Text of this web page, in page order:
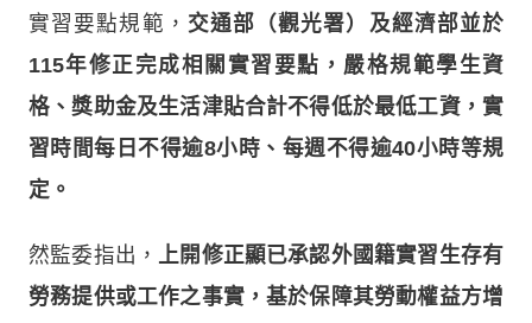
實習要點規範， 交通部（觀光署）及經濟部並於
115年修正完成相關實習要點，嚴格規範學生資
格、獎助金及生活津貼合計不得低於最低工資，實
習時間每日不得逾8小時、每週不得逾40小時等規
定。
然監委指出，
上開修正顯已承認外國籍實習生存有
勞務提供或工作之事實，基於保障其勞動權益方增